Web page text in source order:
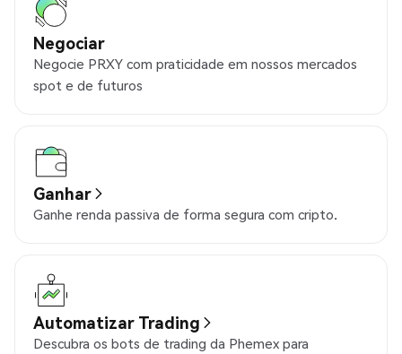
Negociar
Negocie PRXY com praticidade em nossos mercados
spot e de futuros
Ganhar
Ganhe renda passiva de forma segura com cripto.
Automatizar Trading
Descubra os bots de trading da Phemex para